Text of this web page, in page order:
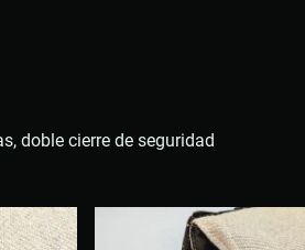
doble cierre de seguridad